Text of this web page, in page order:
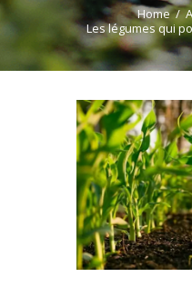
Home
Les légumes qui